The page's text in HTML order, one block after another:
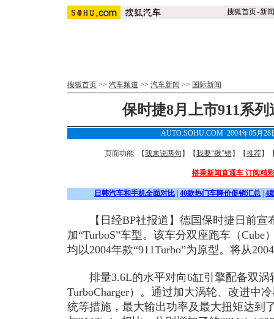
搜狐首页-新闻
搜狐首页 >> 汽车频道 >> 汽车新闻 >> 国际新闻
保时捷8月上市911系
AUTO.SOHU.COM 2004年05月
页面功能 【我来说两句 】【我要“揪”错】【推荐】
搭乘新闻直通车 订阅精
日韩汽车和手机全面对比 40款热门车降价促销汇总 4
【日经BP社报道】德国保时捷日前宣
加“TurboS”车型。该车分双座跑车（Cube
均以2004年款“911Turbo”为原型。将从
排量3.6L的水平对向6缸引擎配备双涡
TurboCharger）。通过加大涡轮、改进中
统等措施，最大输出功率及最大扭矩达到